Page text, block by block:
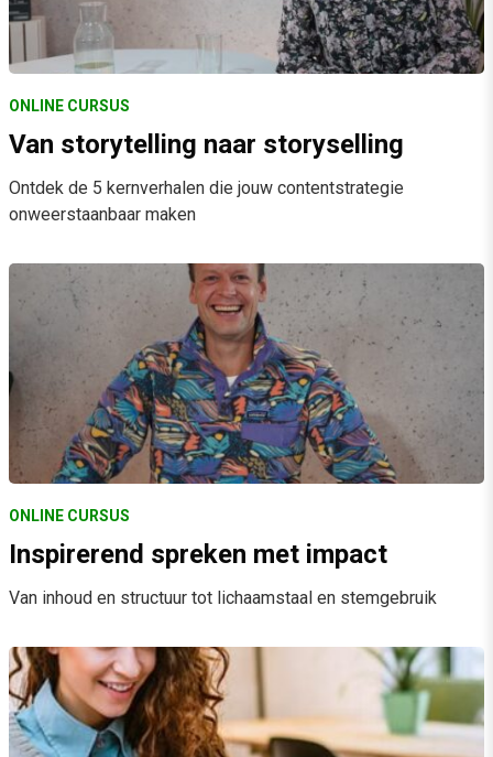
ONLINE CURSUS
Van storytelling naar storyselling
Ontdek de 5 kernverhalen die jouw contentstrategie
onweerstaanbaar maken
ONLINE CURSUS
Inspirerend spreken met impact
Van inhoud en structuur tot lichaamstaal en stemgebruik